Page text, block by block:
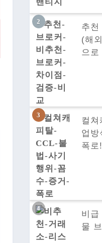
추천
(해
으로
컬쳐
업방
폭로!
비급
물